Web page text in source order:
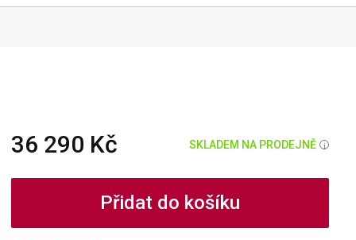
36 290 Kč SKLADEM NA PRODEJNĚ i
Přidat do košíku